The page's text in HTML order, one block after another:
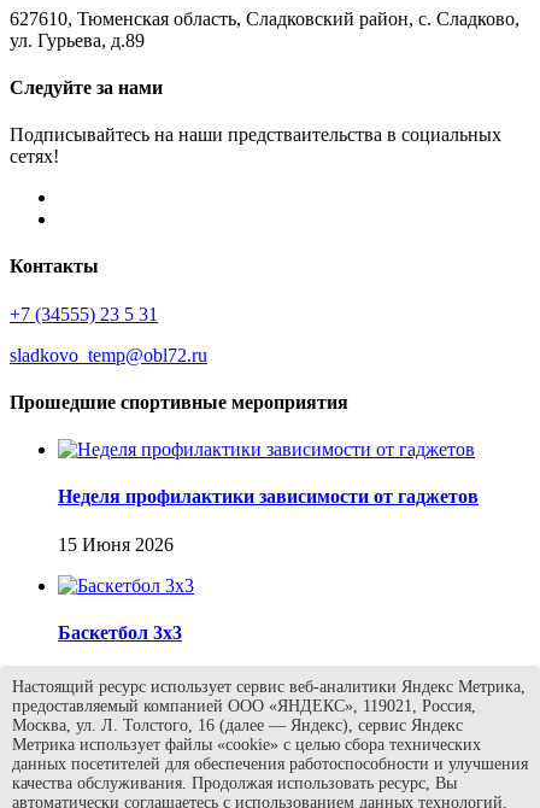
627610, Тюменская область, Сладковский район, с. Сладково,
ул. Гурьева, д.89
Следуйте за нами
Подписывайтесь на наши предстваительства в социальных
сетях!
Контакты
+7 (34555) 23 5 31
sladkovo_temp@obl72.ru
Прошедшие спортивные мероприятия
Неделя профилактики зависимости от гаджетов
15 Июня 2026
Баскетбол 3х3
13 Июня 2026
День 9: Спорт, книги и приключения!
Настоящий ресурс использует сервис веб-аналитики Яндекс Метрика,
предоставляемый компанией ООО «ЯНДЕКС», 119021, Россия,
Москва, ул. Л. Толстого, 16 (далее — Яндекс), сервис Яндекс
Метрика использует файлы «cookie» с целью сбора технических
данных посетителей для обеспечения работоспособности и улучшения
качества обслуживания. Продолжая использовать ресурс, Вы
автоматически соглашаетесь с использованием данных технологий.